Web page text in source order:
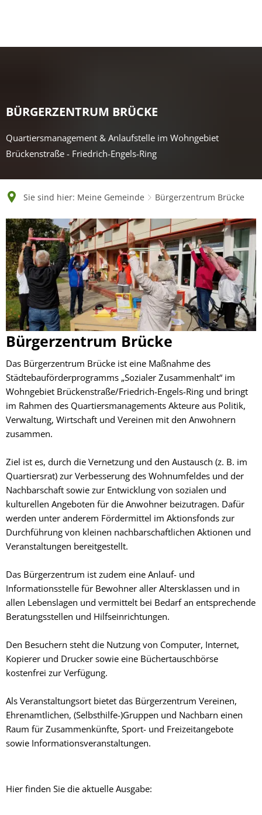
Deutsch
BÜRGERZENTRUM BRÜCKE
Quartiersmanagement & Anlaufstelle im Wohngebiet
Brückenstraße - Friedrich-Engels-Ring
Sie sind hier: Meine Gemeinde Bürgerzentrum Brücke
Bürgerzentrum
Brücke
Bürgerzentrum Brücke
Das Bürgerzentrum Brücke ist eine Maßnahme des
Städtebauförderprogramms „Sozialer Zusammenhalt“ im
Wohngebiet Brückenstraße/Friedrich-Engels-Ring und bringt
im Rahmen des Quartiersmanagements Akteure aus Politik,
Verwaltung, Wirtschaft und Vereinen mit den Anwohnern
zusammen.
Ziel ist es, durch die Vernetzung und den Austausch (z. B. im
Quartiersrat) zur Verbesserung des Wohnumfeldes und der
Nachbarschaft sowie zur Entwicklung von sozialen und
kulturellen Angeboten für die Anwohner beizutragen. Dafür
werden unter anderem Fördermittel im Aktionsfonds zur
Durchführung von kleinen nachbarschaftlichen Aktionen und
Veranstaltungen bereitgestellt.
Das Bürgerzentrum ist zudem eine Anlauf- und
Informationsstelle für Bewohner aller Altersklassen und in
allen Lebenslagen und vermittelt bei Bedarf an entsprechende
Beratungsstellen und Hilfseinrichtungen.
Den Besuchern steht die Nutzung von Computer, Internet,
Kopierer und Drucker sowie eine Büchertauschbörse
kostenfrei zur Verfügung.
Als Veranstaltungsort bietet das Bürgerzentrum Vereinen,
Ehrenamtlichen, (Selbsthilfe-)Gruppen und Nachbarn einen
Raum für Zusammenkünfte, Sport- und Freizeitangebote
sowie Informationsveranstaltungen.
Hier finden Sie die aktuelle Ausgabe: